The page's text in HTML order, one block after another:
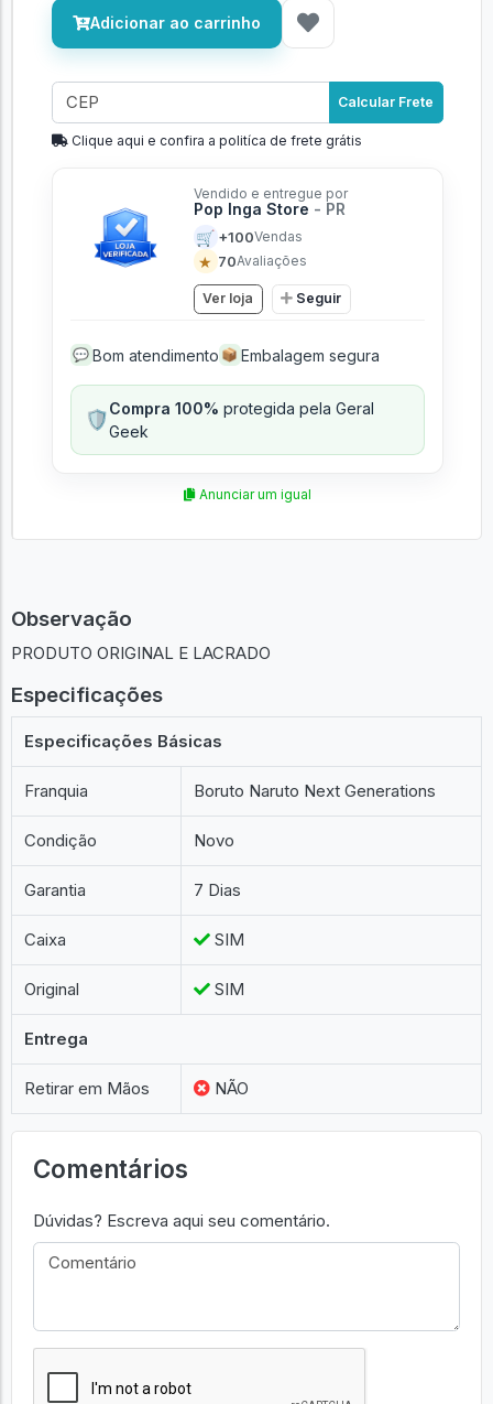
Adicionar ao carrinho
Calcular Frete
Clique aqui e confira a politíca de frete grátis
Vendido e entregue por
Pop Inga Store - PR
🛒 +100Vendas
★ 70Avaliações
Ver loja Seguir
💬 Bom atendimento 📦 Embalagem segura
🛡️Compra 100% protegida pela Geral
Geek
Anunciar um igual
Observação
PRODUTO ORIGINAL E LACRADO
Especificações
Especificações Básicas
Franquia Boruto Naruto Next Generations
Condição Novo
Garantia 7 Dias
Caixa SIM
Original SIM
Entrega
Retirar em Mãos NÃO
Comentários
Dúvidas? Escreva aqui seu comentário.